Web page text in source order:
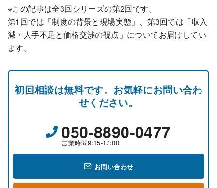
※この記事は全3回シリーズの第2回です。
第1回では「制度の背景と現場実態」、第3回では「収入
減・人手不足と価格交渉の視点」についてお届けしてい
ます。
初回相談は無料です。お気軽にお問い合わ
せください。
050-8890-0477
営業時間9:15-17:00
お問い合わせ